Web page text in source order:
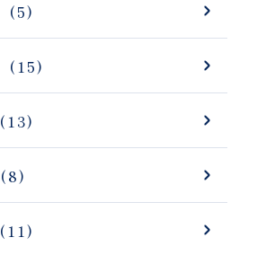
(5)
(15)
(13)
(8)
(11)